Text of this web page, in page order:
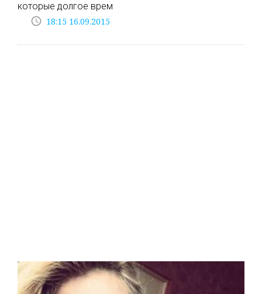
которые долгое врем
access_time 18:15 16.09.2015